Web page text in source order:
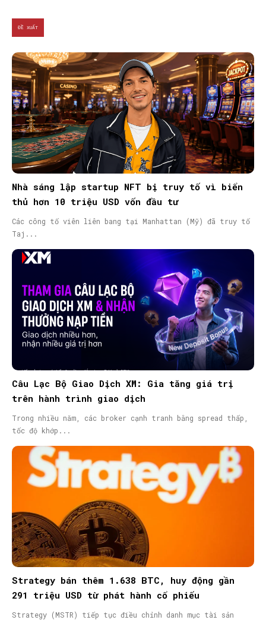
ĐỀ XUẤT
Nhà sáng lập startup NFT bị truy tố vì biển
thủ hơn 10 triệu USD vốn đầu tư
Các công tố viên liên bang tại Manhattan (Mỹ) đã truy tố
Taj...
Câu Lạc Bộ Giao Dịch XM: Gia tăng giá trị
trên hành trình giao dịch
Trong nhiều năm, các broker cạnh tranh bằng spread thấp,
tốc độ khớp...
Strategy bán thêm 1.638 BTC, huy động gần
291 triệu USD từ phát hành cổ phiếu
Strategy (MSTR) tiếp tục điều chỉnh danh mục tài sản